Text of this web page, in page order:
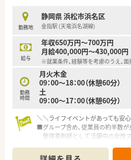
勤務地
静岡県 浜松市浜名区
金指駅 (天竜浜名湖線)
給与
年収650万円～700万円
月給400,000円～430,000円
※就業条件、経験等を考慮のうえ、面
勤務
時間
月火木金
09：00～18：00（休憩60分）
土
09：00～17：00（休憩60分）
＼＼ライフイベントがあっても安
■グループ含め、従業員の約半数が
管理薬剤師として活躍中の女性ス
■働きやすい職場環境をつくるため、